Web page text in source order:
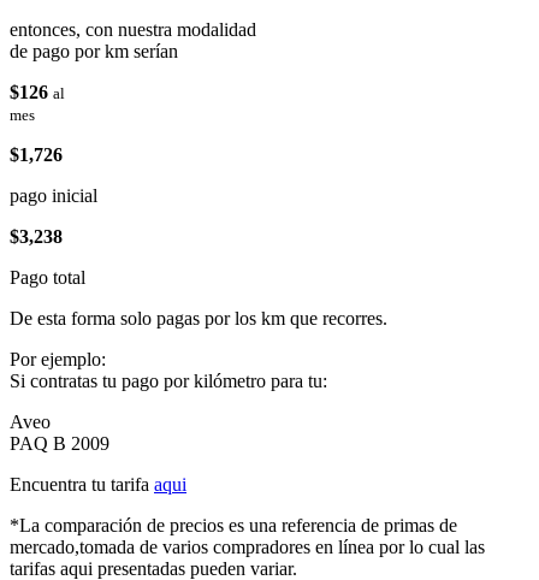
entonces, con nuestra modalidad
de pago por km serían
$126 al
mes
$1,726
pago inicial
$3,238
Pago total
De esta forma solo pagas por los km que recorres.
Por ejemplo:
Si contratas tu pago por kilómetro para tu:
Aveo
PAQ B 2009
Encuentra tu tarifa aqui
*La comparación de precios es una referencia de primas de
mercado,tomada de varios compradores en línea por lo cual las
tarifas aqui presentadas pueden variar.